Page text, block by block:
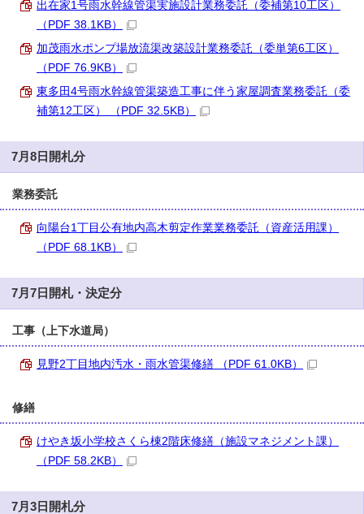
出在家1号雨水幹線管渠実施設計業務委託（委補第10工区）
（PDF 38.1KB）
加茂雨水ポンプ場放流渠改築設計業務委託（委単第6工区）
（PDF 76.9KB）
東多田4号雨水幹線管渠築造工事に伴う家屋調査業務委託（委
補第12工区） （PDF 32.5KB）
7月8日開札分
業務委託
向陽台1丁目公有地内高木剪定作業業務委託（資産活用課）
（PDF 68.1KB）
7月7日開札・決定分
工事（上下水道局）
見野2丁目地内汚水・雨水管渠修繕 （PDF 61.0KB）
修繕
けやき坂小学校さくら棟2階床修繕（施設マネジメント課）
（PDF 58.2KB）
7月3日開札分